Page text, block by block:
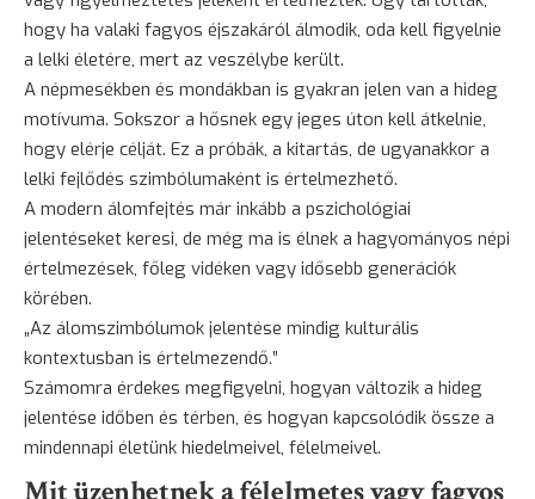
hogy ha valaki fagyos éjszakáról álmodik, oda kell figyelnie
a lelki életére, mert az veszélybe került.
A népmesékben és mondákban is gyakran jelen van a hideg
motívuma. Sokszor a hősnek egy jeges úton kell átkelnie,
hogy elérje célját. Ez a próbák, a kitartás, de ugyanakkor a
lelki fejlődés szimbólumaként is értelmezhető.
A modern álomfejtés már inkább a pszichológiai
jelentéseket keresi, de még ma is élnek a hagyományos népi
értelmezések, főleg vidéken vagy idősebb generációk
körében.
„Az álomszimbólumok jelentése mindig kulturális
kontextusban is értelmezendő.”
Számomra érdekes megfigyelni, hogyan változik a hideg
jelentése időben és térben, és hogyan kapcsolódik össze a
mindennapi életünk hiedelmeivel, félelmeivel.
Mit üzenhetnek a félelmetes vagy fagyos